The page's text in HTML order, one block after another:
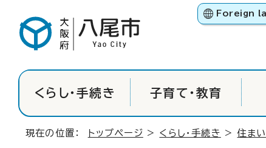
Foreign
くらし・手続き 子育て・教育
現在の位置： トップページ > くらし・手続き >住まい